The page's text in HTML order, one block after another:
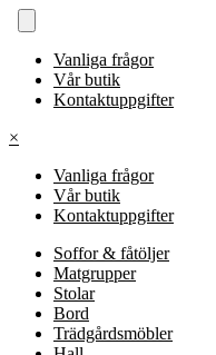
Vanliga frågor
Vår butik
Kontaktuppgifter
×
Vanliga frågor
Vår butik
Kontaktuppgifter
Soffor & fåtöljer
Matgrupper
Stolar
Bord
Trädgårdsmöbler